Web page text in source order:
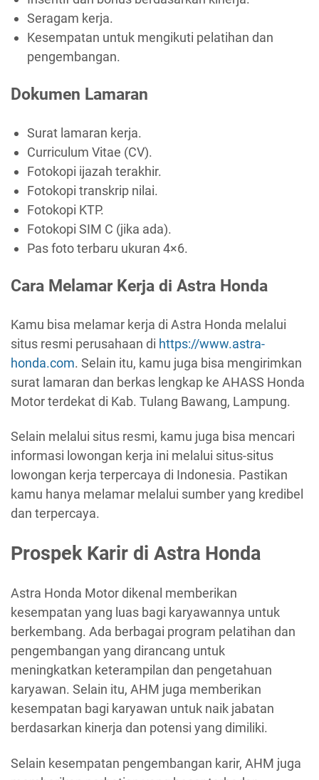
Seragam kerja.
Kesempatan untuk mengikuti pelatihan dan
pengembangan.
Dokumen Lamaran
Surat lamaran kerja.
Curriculum Vitae (CV).
Fotokopi ijazah terakhir.
Fotokopi transkrip nilai.
Fotokopi KTP.
Fotokopi SIM C (jika ada).
Pas foto terbaru ukuran 4×6.
Cara Melamar Kerja di Astra Honda
Kamu bisa melamar kerja di Astra Honda melalui
situs resmi perusahaan di https://www.astra-
honda.com. Selain itu, kamu juga bisa mengirimkan
surat lamaran dan berkas lengkap ke AHASS Honda
Motor terdekat di Kab. Tulang Bawang, Lampung.
Selain melalui situs resmi, kamu juga bisa mencari
informasi lowongan kerja ini melalui situs-situs
lowongan kerja terpercaya di Indonesia. Pastikan
kamu hanya melamar melalui sumber yang kredibel
dan terpercaya.
Prospek Karir di Astra Honda
Astra Honda Motor dikenal memberikan
kesempatan yang luas bagi karyawannya untuk
berkembang. Ada berbagai program pelatihan dan
pengembangan yang dirancang untuk
meningkatkan keterampilan dan pengetahuan
karyawan. Selain itu, AHM juga memberikan
kesempatan bagi karyawan untuk naik jabatan
berdasarkan kinerja dan potensi yang dimiliki.
Selain kesempatan pengembangan karir, AHM juga